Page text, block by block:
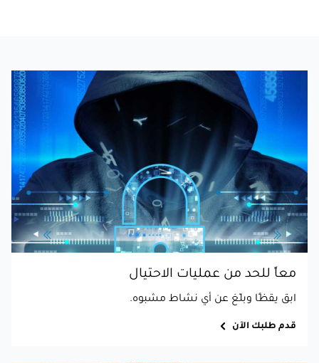
معاً للحد من عمليات الاحتيال
ابق يقظًا وبلّغ عن أي نشاط مشبوه.
قدم طلبك الآن